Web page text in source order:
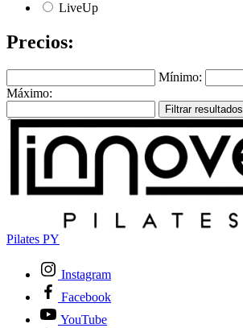
LiveUp
Precios:
Mínimo:
Máximo:
Filtrar resultados
Pilates PY
Instagram
Facebook
YouTube